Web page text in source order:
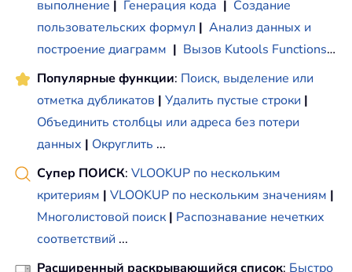
выполнение | Генерация кода | Создание
пользовательских формул | Анализ данных и
построение диаграмм | Вызов Kutools Functions…
Популярные функции: Поиск, выделение или
отметка дубликатов | Удалить пустые строки |
Объединить столбцы или адреса без потери
данных | Округлить ...
Супер ПОИСК: VLOOKUP по нескольким
критериям | VLOOKUP по нескольким значениям |
Многолистовой поиск | Распознавание нечетких
соответствий ...
Расширенный раскрывающийся список: Быстро